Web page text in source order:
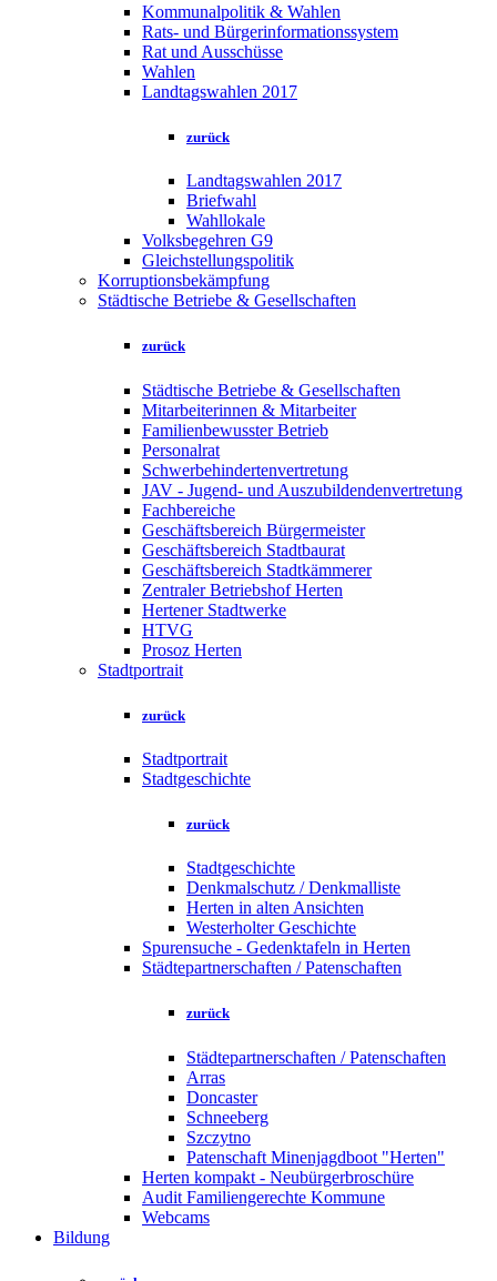
Kommunalpolitik & Wahlen
Rats- und Bürgerinformationssystem
Rat und Ausschüsse
Wahlen
Landtagswahlen 2017
zurück
Landtagswahlen 2017
Briefwahl
Wahllokale
Volksbegehren G9
Gleichstellungspolitik
Korruptionsbekämpfung
Städtische Betriebe & Gesellschaften
zurück
Städtische Betriebe & Gesellschaften
Mitarbeiterinnen & Mitarbeiter
Familienbewusster Betrieb
Personalrat
Schwerbehindertenvertretung
JAV - Jugend- und Auszubildendenvertretung
Fachbereiche
Geschäftsbereich Bürgermeister
Geschäftsbereich Stadtbaurat
Geschäftsbereich Stadtkämmerer
Zentraler Betriebshof Herten
Hertener Stadtwerke
HTVG
Prosoz Herten
Stadtportrait
zurück
Stadtportrait
Stadtgeschichte
zurück
Stadtgeschichte
Denkmalschutz / Denkmalliste
Herten in alten Ansichten
Westerholter Geschichte
Spurensuche - Gedenktafeln in Herten
Städtepartnerschaften / Patenschaften
zurück
Städtepartnerschaften / Patenschaften
Arras
Doncaster
Schneeberg
Szczytno
Patenschaft Minenjagdboot "Herten"
Herten kompakt - Neubürgerbroschüre
Audit Familiengerechte Kommune
Webcams
Bildung